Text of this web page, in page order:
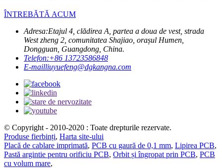
ÎNTREBĂTĂ ACUM
Adresa:Etajul 4, clădirea A, partea a doua de vest, strada
West zheng 2, comunitatea Shajiao, orașul Humen,
Dongguan, Guangdong, China.
Telefon:+86 13723586848
E-mailliuyuefeng@dgkangna.com
© Copyright - 2010-2020 : Toate drepturile rezervate.
Produse fierbinți, Harta site-ului
Placă de cablare imprimată, PCB cu gaură de 0,1 mm, Lipirea PCB,
Pastă argintie pentru orificiu PCB, Orbit și îngropat prin PCB, PCB
cu volum mare,